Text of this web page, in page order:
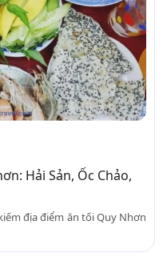
Hải Sản, Ốc Chảo,
địa điểm ăn tối Quy Nhơn